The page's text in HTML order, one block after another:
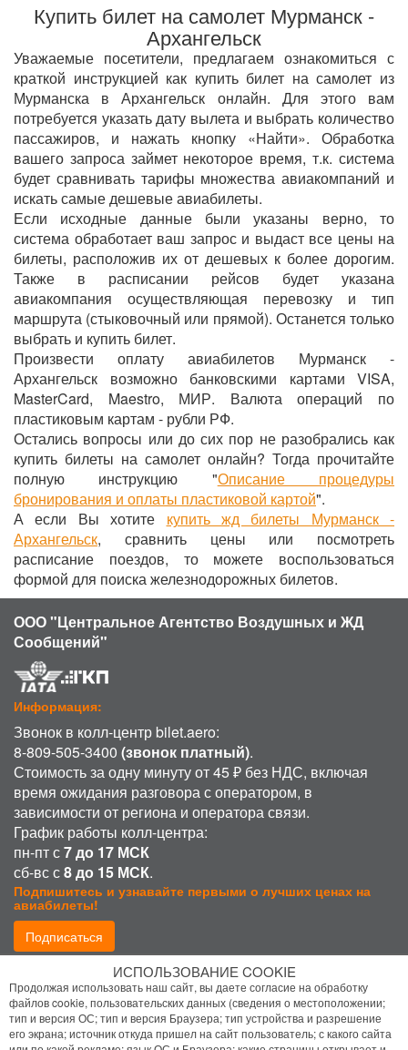
Купить билет на самолет Мурманск -
Архангельск
Уважаемые посетители, предлагаем ознакомиться с
краткой инструкцией как купить билет на самолет из
Мурманска в Архангельск онлайн. Для этого вам
потребуется указать дату вылета и выбрать количество
пассажиров, и нажать кнопку «Найти». Обработка
вашего запроса займет некоторое время, т.к. система
будет сравнивать тарифы множества авиакомпаний и
искать самые дешевые авиабилеты.
Если исходные данные были указаны верно, то
система обработает ваш запрос и выдаст все цены на
билеты, расположив их от дешевых к более дорогим.
Также в расписании рейсов будет указана
авиакомпания осуществляющая перевозку и тип
маршрута (стыковочный или прямой). Останется только
выбрать и купить билет.
Произвести оплату авиабилетов Мурманск -
Архангельск возможно банковскими картами VISA,
MasterCard, Maestro, МИР. Валюта операций по
пластиковым картам - рубли РФ.
Остались вопросы или до сих пор не разобрались как
купить билеты на самолет онлайн? Тогда прочитайте
полную инструкцию "Описание процедуры
бронирования и оплаты пластиковой картой".
А если Вы хотите купить жд билеты Мурманск -
Архангельск, сравнить цены или посмотреть
расписание поездов, то можете воспользоваться
формой для поиска железнодорожных билетов.
ООО "Центральное Агентство Воздушных и ЖД
Сообщений"
Информация:
Звонок в колл-центр bilet.aero:
8-809-505-3400 (звонок платный).
Стоимость за одну минуту от 45 ₽ без НДС, включая
время ожидания разговора с оператором, в
зависимости от региона и оператора связи.
График работы колл-центра:
пн-пт с7 до 17 МСК
сб-вс с8 до 15 МСК.
Подпишитесь и узнавайте первыми о лучших ценах на
авиабилеты!
Подписаться
Присоединиться:
ИСПОЛЬЗОВАНИЕ COOKIE
Продолжая использовать наш сайт, вы даете согласие на обработку
файлов cookie, пользовательских данных (сведения о местоположении;
тип и версия ОС; тип и версия Браузера; тип устройства и разрешение
его экрана; источник откуда пришел на сайт пользователь; с какого сайта